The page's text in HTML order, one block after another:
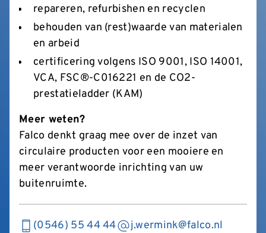
repareren, refurbishen en recyclen
behouden van (rest)waarde van materialen
en arbeid
certificering volgens ISO 9001, ISO 14001,
VCA, FSC®-C016221 en de CO2-
prestatieladder (KAM)
Meer weten?
Falco denkt graag mee over de inzet van
circulaire producten voor een mooiere en
meer verantwoorde inrichting van uw
buitenruimte.
(0546) 55 44 44 j.wermink@falco.nl